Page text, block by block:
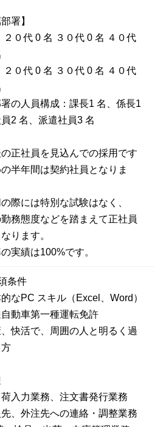
署】
２０代 0 名 ３０代 0 名 ４０代
２０代 0 名 ３０代 0 名 ４０代
の人員構成：課長1 名、係長1
2 名、派遣社員3 名
正社員を見込んでの採用です
の半年間は契約社員となりま
際には特別な試験はなく、
勤務態度などを踏まえて正社員
ります。
実績は100%です。
条件
的なPC スキル（Excel、Word）
自動車第一種運転免許
、快活で、周囲の人と明るく過
荷入力業務、注文書発行業務
先、外注先への連絡・調整業務